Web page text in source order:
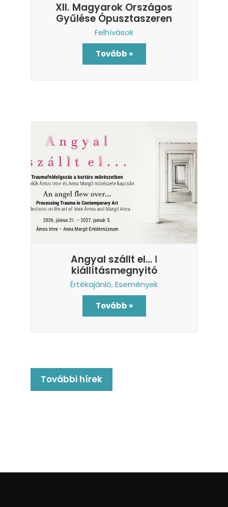
XII. Magyarok Országos
Gyűlése Ópusztaszeren
Felhívások
Tovább »
Angyal szállt el… ǀ
kiállításmegnyitó
Értékajánló,Események
Tovább »
További hírek